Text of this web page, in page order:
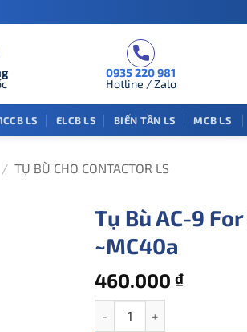
0935 220 981
Hotline / Zalo
LS ELCB LS BIẾN TẦN LS MCB LS
/ TỤ BÙ CHO CONTACTOR LS
Tụ Bù AC-9
~MC40a
460.000 ₫